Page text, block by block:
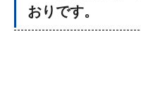
おりです。